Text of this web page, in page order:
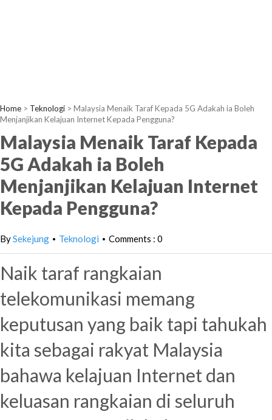
Home > Teknologi > Malaysia Menaik Taraf Kepada 5G Adakah ia Boleh
Menjanjikan Kelajuan Internet Kepada Pengguna?
Malaysia Menaik Taraf Kepada
5G Adakah ia Boleh
Menjanjikan Kelajuan Internet
Kepada Pengguna?
BySekejung • Teknologi • Comments : 0
Naik taraf rangkaian
telekomunikasi memang
keputusan yang baik tapi tahukah
kita sebagai rakyat Malaysia
bahawa kelajuan Internet dan
keluasan rangkaian di seluruh